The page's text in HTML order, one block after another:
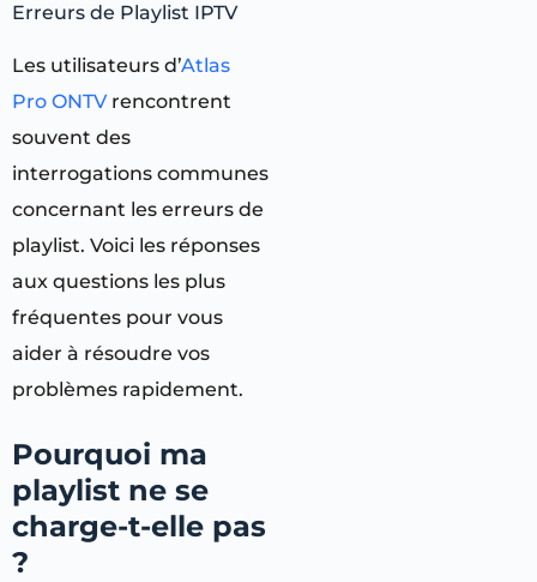
Erreurs de Playlist IPTV
Les utilisateurs d’Atlas
Pro ONTVrencontrent
souvent des
interrogations communes
concernant les erreurs de
playlist. Voici les réponses
aux questions les plus
fréquentes pour vous
aider à résoudre vos
problèmes rapidement.
Pourquoi ma
playlist ne se
charge-t-elle pas
?